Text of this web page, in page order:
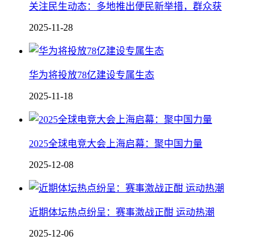
关注民生动态：多地推出便民新举措，群众获
2025-11-28
华为将投放78亿建设专属生态
2025-11-18
2025全球电竞大会上海启幕：聚中国力量
2025-12-08
近期体坛热点纷呈：赛事激战正酣 运动热潮
2025-12-06